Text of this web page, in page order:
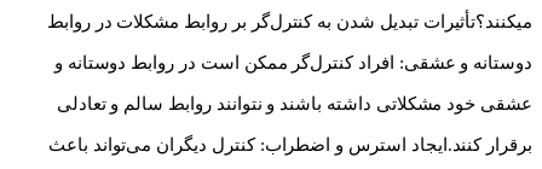
میکنند؟تأثیرات تبدیل شدن به کنترل‌گر بر روابط مشکلات در روابط
دوستانه و عشقی: افراد کنترل‌گر ممکن است در روابط دوستانه و
عشقی خود مشکلاتی داشته باشند و نتوانند روابط سالم و تعادلی
برقرار کنند.ایجاد استرس و اضطراب: کنترل دیگران می‌تواند باعث